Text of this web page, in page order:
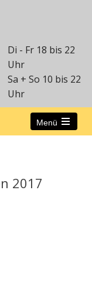
Di - Fr 18 bis 22
Uhr
Sa + So 10 bis 22
Uhr
Menü
2017